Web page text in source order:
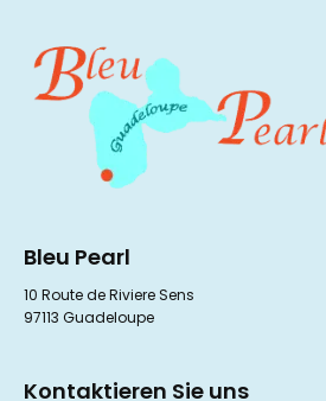
Bleu Pearl
10 Route de Riviere Sens
97113 Guadeloupe
Kontaktieren Sie uns